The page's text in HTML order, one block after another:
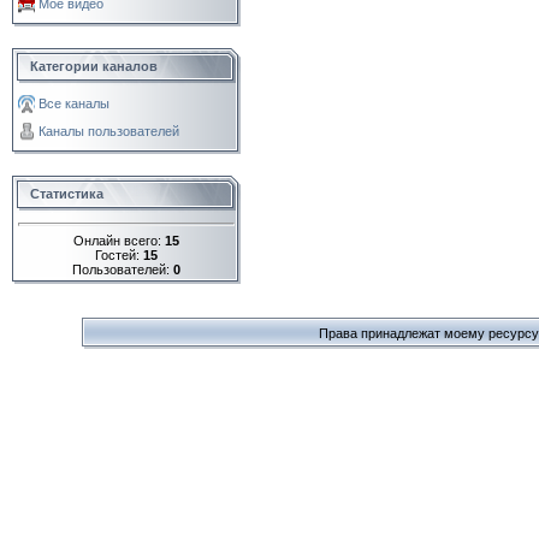
Моё видео
Категории каналов
Все каналы
Каналы пользователей
Статистика
Онлайн всего: 15
Гостей: 15
Пользователей: 0
Права принадлежат моему